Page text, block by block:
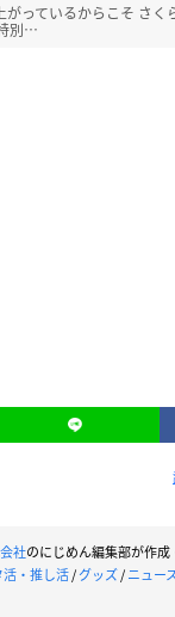
っているからこそ さく
別…
社のにじめん編集部が作成
活・推し活/グッズ/ニュー